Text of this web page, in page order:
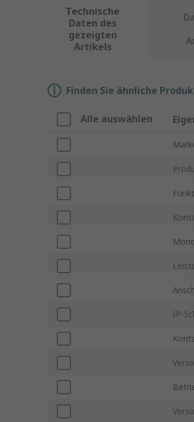
Technische
Daten des
gezeigten
Artikels
Finden Sie ähnliche
Alle auswählen
IP-